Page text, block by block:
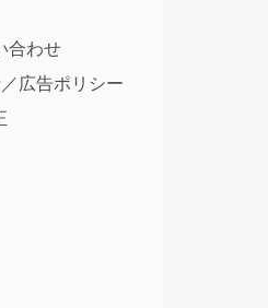
合わせ
広告ポリシー